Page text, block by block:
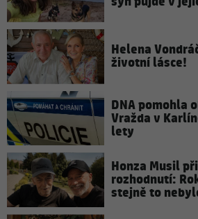
Helena
životní lásce!
DNA pomohla
Vražda v
lety
Honza Musil
rozhodnutí:
stejně to